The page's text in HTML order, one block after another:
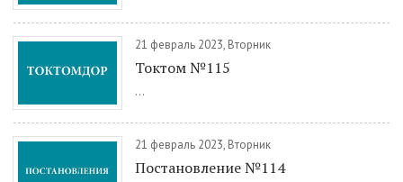
21 февраль 2023, Вторник
Токтом №115
...
21 февраль 2023, Вторник
Постановление №114